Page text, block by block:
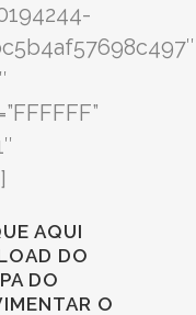
AQUI
DO
DO
O